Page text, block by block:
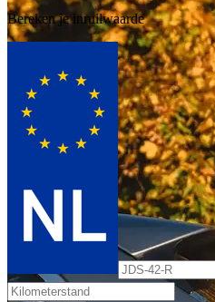
Bereken je inruilwaarde